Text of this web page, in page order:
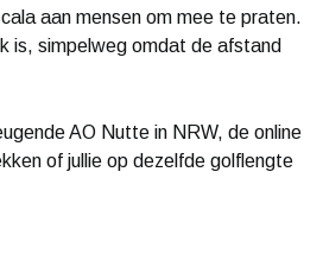
aan mensen om mee te praten.
is, simpelweg omdat de afstand
AO Nutte in NRW, de online
of jullie op dezelfde golflengte